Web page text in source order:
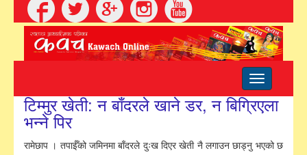
Toggle
navigation
टिम्मुर खेती: न बाँदरले खाने डर, न बिग्रिएला
भन्ने पिर
रामेछाप । तपाईँको जमिनमा बाँदरले दुःख दिएर खेती नै लगाउन छाड्नु भएको छ